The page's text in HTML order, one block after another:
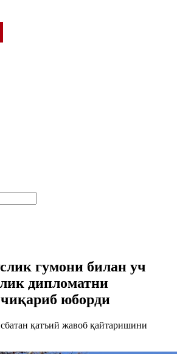
гумони билан уч
дипломатни
юборди
қатъий жавоб қайтаришини